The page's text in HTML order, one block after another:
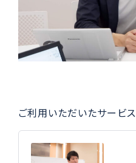
ご利用いただいたサービス